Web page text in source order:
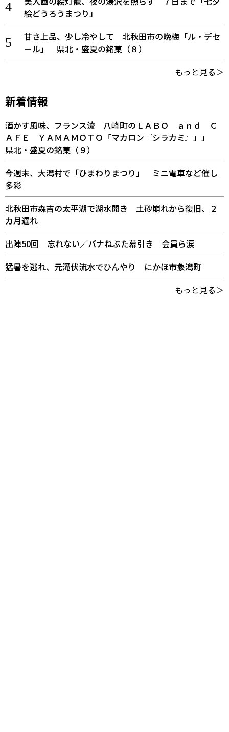
絵どうろうまつり」
甘さ上品、少し冷やして 北秋田市の晩梅「ル・デセ
ール」 県北・盛夏の銘菓（８）
もっと見る＞
新着情報
酒かす風味、フランス流 八峰町のＬＡＢＯ ａｎｄ Ｃ
ＡＦＥ ＹＡＭＡＭＯＴＯ「マカロン『シラカミ』」」
県北・盛夏の銘菓（９）
今週末、大潟村で「ひまわりまつり」 ミニ電車など催し
多彩
北秋田市森吉の太平湖で湖水開き 土砂崩れから復旧、２
カ月遅れ
出陣50回 忘れない／パナねぶた幕引き 会員ら涙
猛暑を逃れ、元滝伏流水でひんやり にかほ市象潟町
もっと見る＞